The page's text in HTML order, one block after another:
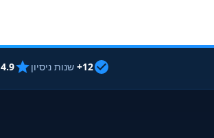
12+ שנות ניסיון 4.9